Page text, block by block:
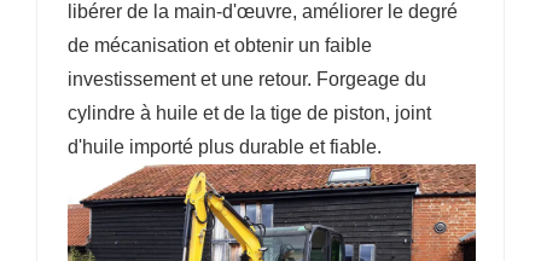
libérer de la main-d'œuvre, améliorer le degré
de mécanisation et obtenir un faible
investissement et une retour. Forgeage du
cylindre à huile et de la tige de piston, joint
d'huile importé plus durable et fiable.